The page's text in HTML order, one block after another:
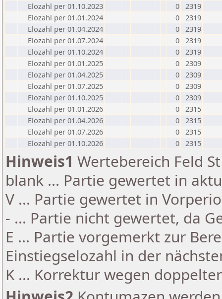
Elozahl per 01.10.2023
0 2319
Elozahl per 01.01.2024
0 2319
Elozahl per 01.04.2024
0 2319
Elozahl per 01.07.2024
0 2319
Elozahl per 01.10.2024
0 2319
Elozahl per 01.01.2025
0 2309
Elozahl per 01.04.2025
0 2309
Elozahl per 01.07.2025
0 2309
Elozahl per 01.10.2025
0 2309
Elozahl per 01.01.2026
0 2315
Elozahl per 01.04.2026
0 2315
Elozahl per 01.07.2026
0 2315
Elozahl per 01.10.2026
0 2315
Hinweis1 Wertebereich Feld
blank ... Partie gewertet in
V ... Partie gewertet in
- ... Partie nicht gewertet, da
E ... Partie vorgemerkt zur
Einstiegselozahl in der
K ... Korrektur wegen